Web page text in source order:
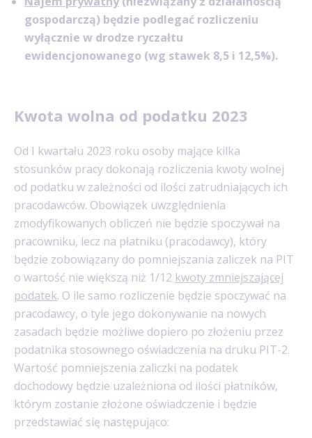
gospodarczą) będzie podlegać rozliczeniu
wyłącznie w drodze ryczałtu
ewidencjonowanego (wg stawek 8,5 i 12,5%).
Kwota wolna od podatku 2023
Od I kwartału 2023 roku osoby mające kilka
stosunków pracy dokonają rozliczenia kwoty wolnej
od podatku w zależności od ilości zatrudniających ich
pracodawców. Obowiązek uwzględnienia
zmodyfikowanych obliczeń nie będzie spoczywał na
pracowniku, lecz na płatniku (pracodawcy), który
będzie zobowiązany do pomniejszania zaliczek na PIT
o wartość nie większą niż 1/12 kwoty zmniejszającej
podatek. O ile samo rozliczenie będzie spoczywać na
pracodawcy, o tyle jego dokonywanie na nowych
zasadach będzie możliwe dopiero po złożeniu przez
podatnika stosownego oświadczenia na druku PIT-2.
Wartość pomniejszenia zaliczki na podatek
dochodowy będzie uzależniona od ilości płatników,
którym zostanie złożone oświadczenie i będzie
przedstawiać się następująco: